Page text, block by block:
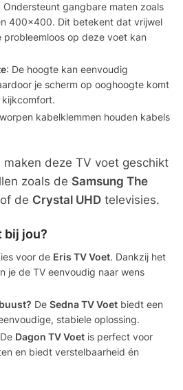
Ondersteunt gangbare maten zoals
400×400. Dit betekent dat vrijwel
probleemloos op deze voet kan
: De hoogte kan eenvoudig
je scherm op ooghoogte komt
kabelklemmen houden kabels
maken deze TV voet geschikt
zoals de Samsung The
de Crystal UHD televisies.
bij jou?
voor de Eris TV Voet. Dankzij het
je de TV eenvoudig naar wens
De Sedna TV Voet biedt een
stabiele oplossing.
De Dagon TV Voet is perfect voor
en biedt verstelbaarheid én